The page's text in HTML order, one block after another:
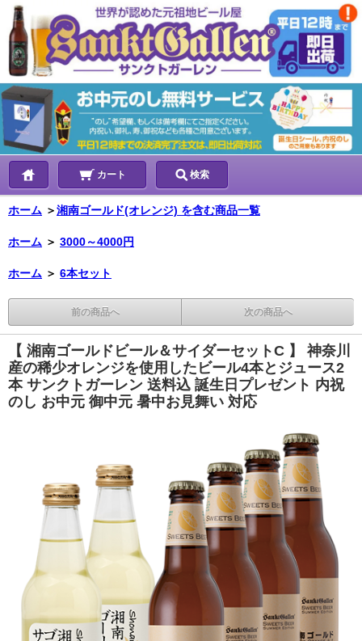
カート 検索
ホーム ＞湘南ゴールド(オレンジ) を含む商品一覧
ホーム ＞ 3000～4000円
ホーム ＞ 6本セット
前の商品へ 次の商品へ
【 湘南ゴールドビール＆サイダーセットC 】 神奈川
産の稀少オレンジを使用したビール4本とジュース2
本 サンクトガーレン 送料込 誕生日プレゼント 内祝
のし お中元 御中元 暑中お見舞い 対応